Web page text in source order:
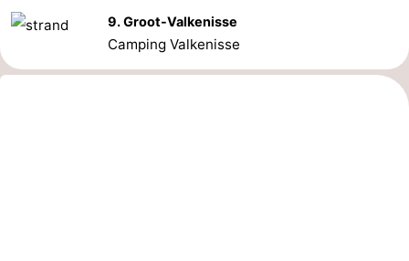
9. Groot-Valkenisse
Camping Valkenisse